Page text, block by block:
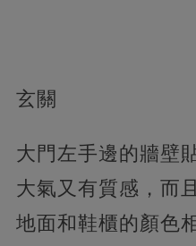
玄關
大門左手邊的牆壁
大氣又有質感，而
地面和鞋櫃的顏色